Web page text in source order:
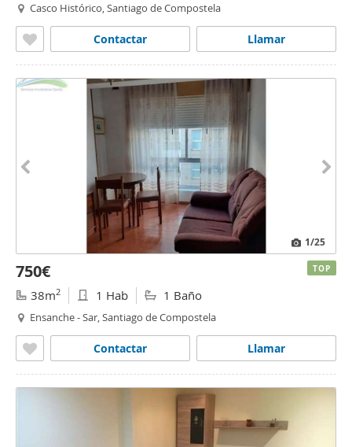
Casco Histórico, Santiago de Compostela
Llamar
Contactar
1/25
750€
38m2 1 Hab 1 Baño
Ensanche - Sar, Santiago de Compostela
Llamar
Contactar
TOP